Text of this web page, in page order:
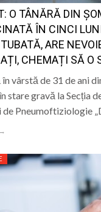
O TÂNĂRĂ DIN
ÎN CINCI
ARE
CHEMAȚI SĂ O
vârstă de 31 de ani
stare gravă la Secția
Pneumoftiziologie